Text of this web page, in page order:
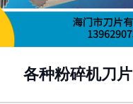
各种粉碎机刀片